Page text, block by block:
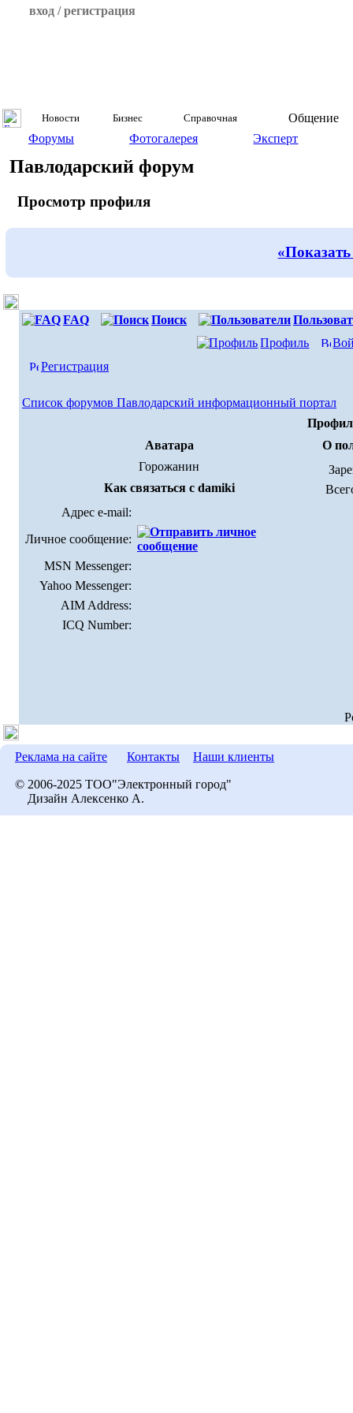
вход / регистрация
Новости Бизнес Справочная
Общение
Форумы
Фотогалерея Эксперт
Павлодарский форум
Просмотр профиля
FAQ Поиск
Профиль
Регистрация
Список форумов Павлодарский информационный портал
Аватара
О
Горожанин
Как связаться с damiki
Адрес e-mail:
Личное сообщение:
MSN Messenger:
Yahoo Messenger:
AIM Address:
ICQ Number:
Реклама на сайте Контакты Наши клиенты
© 2006-2025 ТОО"Электронный город"
Дизайн Алексенко А.